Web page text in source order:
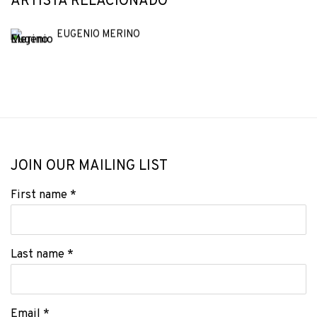
EUGENIO MERINO
JOIN OUR MAILING LIST
First name *
Last name *